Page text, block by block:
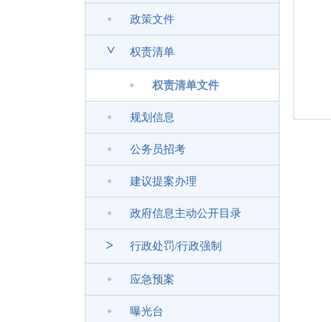
政策文件
> 权责清单
权责清单文件
规划信息
公务员招考
建议提案办理
政府信息主动公开目录
> 行政处罚/行政强制
应急预案
曝光台